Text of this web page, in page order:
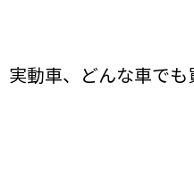
実動車、どんな車でも